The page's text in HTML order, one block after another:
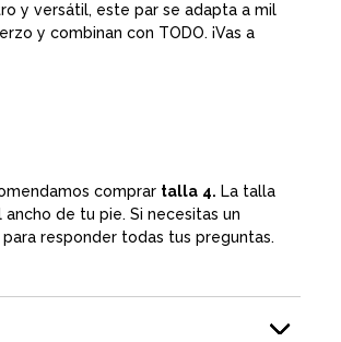
y versátil, este par se adapta a mil
y combinan con TODO. ¡Vas a
comprar talla 4. La talla
de tu pie. Si necesitas un
responder todas tus preguntas.